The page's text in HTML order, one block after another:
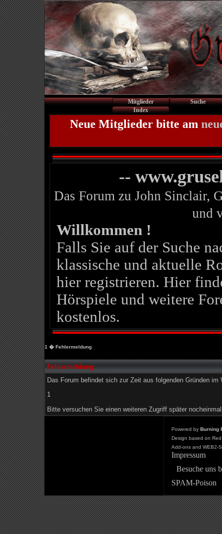
Mitglieder
Suche
Index
Neue Mitglieder bitte am
--
Das Forum zu John Sinclair,
und
Willkommen !
Falls Sie auf der Suche
klassische und aktuelle
hier registrieren. Hier
Hörspiele und weitere
kostenlos.
1 � Fehlermeldung
Fehlermeldung
Das Forum befindet sich zur Zeit aus folgenden Gründen im
1
Bitte versuchen Sie einen weiteren Zugriff später
Powered by Burning
Design based on
Add-ons and WEB2-
Impressum
Besuche uns
SPAM-Poison